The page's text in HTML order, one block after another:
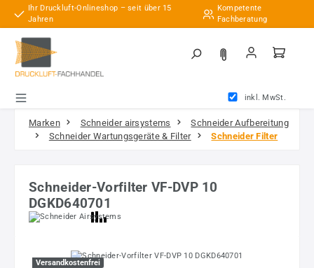
Zum Hauptinhalt springen
Ihr Druckluft-Onlineshop – seit über 15
Jahren
Kompetente
Fachberatung
inkl. MwSt.
Marken Schneider airsystems
Schneider Aufbereitung
Schneider Wartungsgeräte & Filter
Schneider Filter
Schneider-Vorfilter VF-DVP 10
DGKD640701
Bildergalerie überspringen
Versandkostenfrei